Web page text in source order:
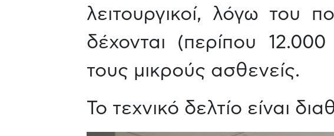
λειτουργικοί, λόγω του
δέχονται (περίπου
τους μικρούς ασθενείς.
Το τεχνικό δελτίο είναι